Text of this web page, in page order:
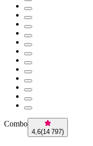
Combo
4,6(14 797)